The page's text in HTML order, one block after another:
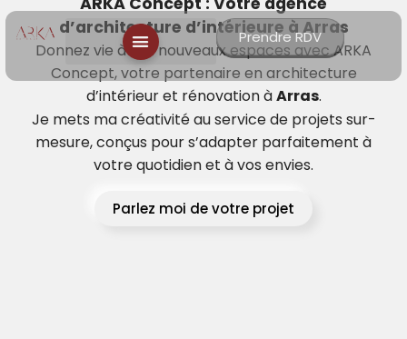
Prendre RDV
d’architecture d’intérieure à Arras
Donnez vie à vos nouveaux espaces avec ARKA
Concept, votre partenaire en architecture
d’intérieur et rénovation àArras.
Je mets ma créativité au service de projets sur-
mesure, conçus pour s’adapter parfaitement à
votre quotidien et à vos envies.
Parlez moi de votre projet